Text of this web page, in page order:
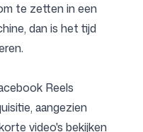
te zetten in een
dan is het tijd
Reels
aangezien
video's bekijken